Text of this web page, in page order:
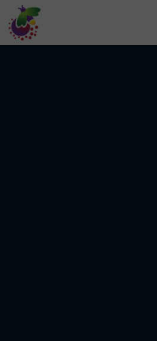
跳转到主要内容